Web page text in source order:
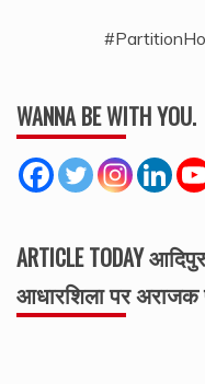
WANNA BE WITH YOU.
ARTICLE TODAY
आधारशिला पर अराजक